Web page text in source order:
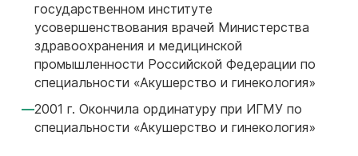
государственном институте
усовершенствования врачей Министерства
здравоохранения и медицинской
промышленности Российской Федерации по
специальности «Акушерство и гинекология»
2001 г. Окончила ординатуру при ИГМУ по
специальности «Акушерство и гинекология»